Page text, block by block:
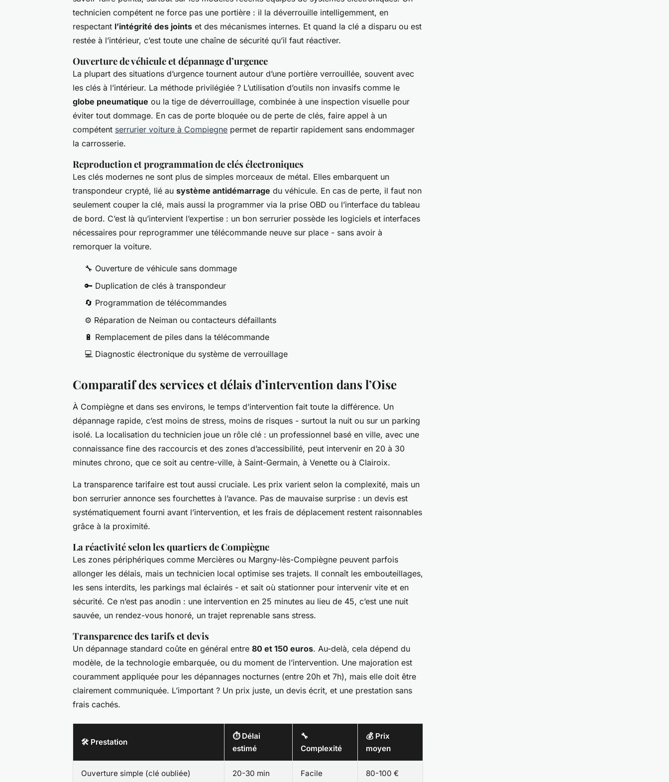
technicien compétent ne force pas une portière : il la déverrouille intelligemment, en
respectant l’intégrité des joints et des mécanismes internes. Et quand la clé a disparu ou est
restée à l’intérieur, c’est toute une chaîne de sécurité qu’il faut réactiver.
Ouverture de véhicule et dépannage d’urgence
La plupart des situations d’urgence tournent autour d’une portière verrouillée, souvent avec
les clés à l’intérieur. La méthode privilégiée ? L’utilisation d’outils non invasifs comme le
globe pneumatique ou la tige de déverrouillage, combinée à une inspection visuelle pour
éviter tout dommage. En cas de porte bloquée ou de perte de clés, faire appel à un
compétent serrurier voiture à Compiegne permet de repartir rapidement sans endommager
la carrosserie.
Reproduction et programmation de clés électroniques
Les clés modernes ne sont plus de simples morceaux de métal. Elles embarquent un
transpondeur crypté, lié au système antidémarrage du véhicule. En cas de perte, il faut non
seulement couper la clé, mais aussi la programmer via la prise OBD ou l’interface du tableau
de bord. C’est là qu’intervient l’expertise : un bon serrurier possède les logiciels et interfaces
nécessaires pour reprogrammer une télécommande neuve sur place - sans avoir à
remorquer la voiture.
🔧 Ouverture de véhicule sans dommage
🔑 Duplication de clés à transpondeur
🔄 Programmation de télécommandes
⚙️ Réparation de Neiman ou contacteurs défaillants
🔋 Remplacement de piles dans la télécommande
💻 Diagnostic électronique du système de verrouillage
Comparatif des services et délais d’intervention dans l’Oise
À Compiègne et dans ses environs, le temps d’intervention fait toute la différence. Un
dépannage rapide, c’est moins de stress, moins de risques - surtout la nuit ou sur un parking
isolé. La localisation du technicien joue un rôle clé : un professionnel basé en ville, avec une
connaissance fine des raccourcis et des zones d’accessibilité, peut intervenir en 20 à 30
minutes chrono, que ce soit au centre-ville, à Saint-Germain, à Venette ou à Clairoix.
La transparence tarifaire est tout aussi cruciale. Les prix varient selon la complexité, mais un
bon serrurier annonce ses fourchettes à l’avance. Pas de mauvaise surprise : un devis est
systématiquement fourni avant l’intervention, et les frais de déplacement restent raisonnables
grâce à la proximité.
La réactivité selon les quartiers de Compiègne
Les zones périphériques comme Mercières ou Margny-lès-Compiègne peuvent parfois
allonger les délais, mais un technicien local optimise ses trajets. Il connaît les embouteillages,
les sens interdits, les parkings mal éclairés - et sait où stationner pour intervenir vite et en
sécurité. Ce n’est pas anodin : une intervention en 25 minutes au lieu de 45, c’est une nuit
sauvée, un rendez-vous honoré, un trajet reprenable sans stress.
Transparence des tarifs et devis
Un dépannage standard coûte en général entre 80 et 150 euros. Au-delà, cela dépend du
modèle, de la technologie embarquée, ou du moment de l’intervention. Une majoration est
couramment appliquée pour les dépannages nocturnes (entre 20h et 7h), mais elle doit être
clairement communiquée. L’important ? Un prix juste, un devis écrit, et une prestation sans
frais cachés.
🛠️ Prestation
⏱️ Délai
estimé
🔧
Complexité
💰 Prix
moyen
Ouverture simple (clé oubliée) 20-30 min Facile 80-100 €